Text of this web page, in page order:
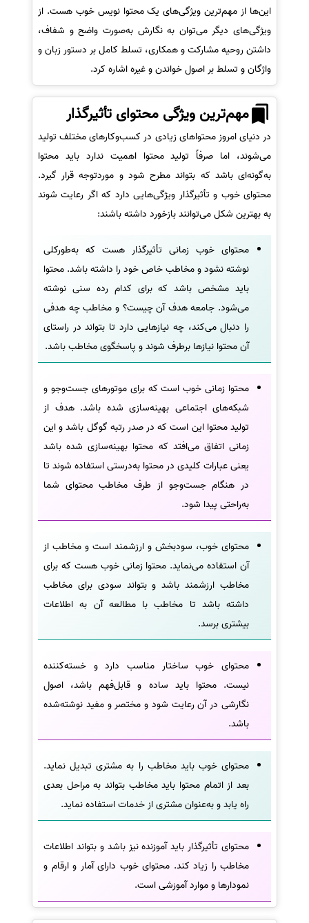
این‌ها از مهم‌ترین ویژگی‌های یک محتوا نویس خوب هست. از
ویژگی‌های دیگر می‌توان به نگارش به‌صورت واضح و شفاف،
داشتن روحیه مشارکت و همکاری، تسلط کامل بر دستور زبان و
واژگان و تسلط بر اصول خواندن و غیره اشاره کرد.
مهم‌ترین ویژگی محتوای تأثیرگذار
در دنیای امروز محتواهای زیادی در کسب‌وکارهای مختلف تولید
می‌شوند، اما صرفاً تولید محتوا اهمیت ندارد باید محتوا
به‌گونه‌ای باشد که بتواند مطرح شود و موردتوجه قرار گیرد.
محتوای خوب و تأثیرگذار ویژگی‌هایی دارد که اگر رعایت شوند
به بهترین شکل می‌توانند بازخورد داشته باشند:
محتوای خوب زمانی تأثیرگذار هست که به‌طورکلی
نوشته نشود و مخاطب خاص خود را داشته باشد. محتوا
باید مشخص باشد که برای کدام رده سنی نوشته
می‌شود. جامعه هدف آن چیست؟ و مخاطب چه هدفی
را دنبال می‌کند، چه نیازهایی دارد تا بتواند در راستای
آن محتوا نیازها برطرف شوند و پاسخگوی مخاطب باشد.
محتوا زمانی خوب است که برای موتورهای جست‌وجو و
شبکه‌های اجتماعی بهینه‌سازی شده باشد. هدف از
تولید محتوا این است که در صدر رتبه گوگل باشد و این
زمانی اتفاق می‌افتد که محتوا بهینه‌سازی شده باشد
یعنی عبارات کلیدی در محتوا به‌درستی استفاده شوند تا
در هنگام جست‌وجو از طرف مخاطب محتوای شما
به‌راحتی پیدا شود.
محتوای خوب، سودبخش و ارزشمند است و مخاطب از
آن استفاده می‌نماید. محتوا زمانی خوب هست که برای
مخاطب ارزشمند باشد و بتواند سودی برای مخاطب
داشته باشد تا مخاطب با مطالعه آن به اطلاعات
بیشتری برسد.
محتوای خوب ساختار مناسب دارد و خسته‌کننده
نیست. محتوا باید ساده و قابل‌فهم باشد، اصول
نگارشی در آن رعایت شود و مختصر و مفید نوشته‌شده
باشد.
محتوای خوب باید مخاطب را به مشتری تبدیل نماید.
بعد از اتمام محتوا باید مخاطب بتواند به مراحل بعدی
راه یابد و به‌عنوان مشتری از خدمات استفاده نماید.
محتوای تأثیرگذار باید آموزنده نیز باشد و بتواند اطلاعات
مخاطب را زیاد کند. محتوای خوب دارای آمار و ارقام و
نمودارها و موارد آموزشی است.